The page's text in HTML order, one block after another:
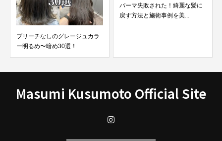
パーマ失敗された！綺麗な髪に
戻す方法と施術事例を美...
ブリーチハイライト毛にパーマ
かけて失敗しビビり毛に...
Masumi Kusumoto Official Site